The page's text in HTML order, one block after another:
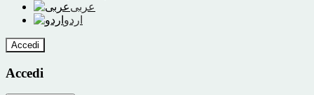
عربى
اردو
Accedi
Accedi